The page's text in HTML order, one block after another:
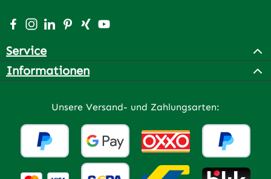
Besuche uns auf Facebook – öffnet in neuem Tab
Schau auf Instagram vorbei – öffnet in neuem Tab
Vernetze dich mit uns auf LinkedIn – öffnet in
Lass dich auf Pinterest inspirieren – öffnet
Vernetze dich mit uns auf Xing – öffnet
Sieh dir unsere Videos auf YouTube
Service
Informationen
Unsere Versand- und Zahlungsarten: